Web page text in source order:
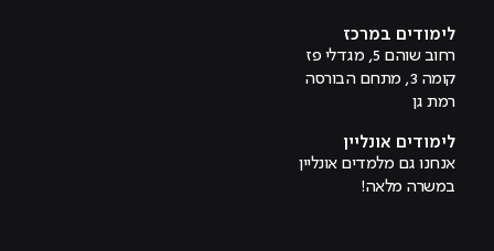
לימודים במרכז
רחוב שוהם 5, מגדלי פז
קומה 3, מתחם הבורסה
רמת גן
לימודים אונליין
אנחנו גם מלמדים אונליין
במשרה מלאה!